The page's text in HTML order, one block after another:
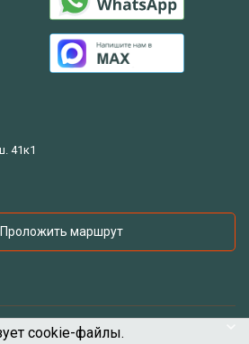
cookie-файлы.
41к1
Проложить маршрут